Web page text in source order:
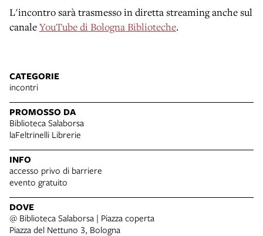
L'incontro sarà trasmesso in diretta streaming anche sul
canaleYouTube di Bologna Biblioteche.
CATEGORIE
incontri
PROMOSSO DA
Biblioteca Salaborsa
laFeltrinelli Librerie
INFO
accesso privo di barriere
evento gratuito
DOVE
@ Biblioteca Salaborsa | Piazza coperta
Piazza del Nettuno 3, Bologna